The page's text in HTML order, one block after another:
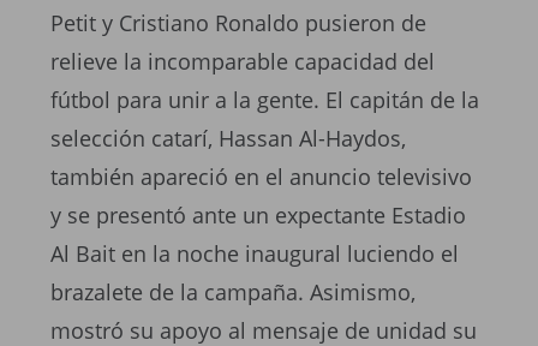
Petit y Cristiano Ronaldo pusieron de
relieve la incomparable capacidad del
fútbol para unir a la gente. El capitán de la
selección catarí, Hassan Al-Haydos,
también apareció en el anuncio televisivo
y se presentó ante un expectante Estadio
Al Bait en la noche inaugural luciendo el
brazalete de la campaña. Asimismo,
mostró su apoyo al mensaje de unidad su